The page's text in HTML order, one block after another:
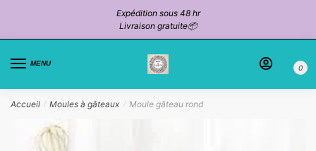
la
navigation
contenu
Expédition sous 48 hr
Livraison gratuite📦
MENU
0
Accueil / Moules à gâteaux / Moule gâteau rond